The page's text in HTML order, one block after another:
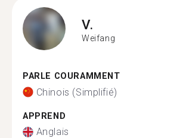
V.
Weifang
PARLE COURAMMENT
Chinois (Simplifié)
APPREND
Anglais